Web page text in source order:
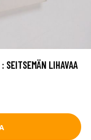
SEITSEMÄN LIHAVAA